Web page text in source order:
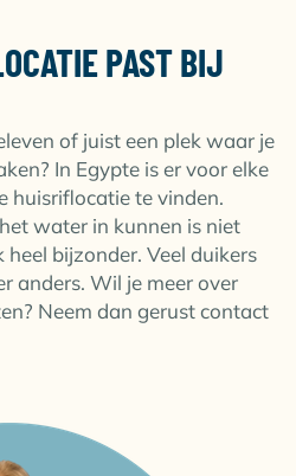
PAST BIJ
of juist een plek waar je
In Egypte is er voor elke
huisriflocatie te vinden.
water in kunnen is niet
bijzonder. Veel duikers
anders. Wil je meer over
Neem dan gerust contact